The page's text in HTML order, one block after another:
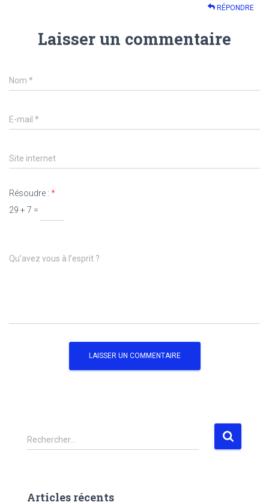
RÉPONDRE
Laisser un commentaire
Nom *
E-mail *
Site internet
Résoudre : *
29 + 7 =
Qu’avez vous à l’esprit ?
Rechercher…
Articles récents